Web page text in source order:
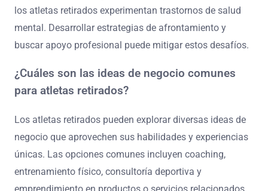
los atletas retirados experimentan trastornos de salud
mental. Desarrollar estrategias de afrontamiento y
buscar apoyo profesional puede mitigar estos desafíos.
¿Cuáles son las ideas de negocio comunes
para atletas retirados?
Los atletas retirados pueden explorar diversas ideas de
negocio que aprovechen sus habilidades y experiencias
únicas. Las opciones comunes incluyen coaching,
entrenamiento físico, consultoría deportiva y
emprendimiento en productos o servicios relacionados